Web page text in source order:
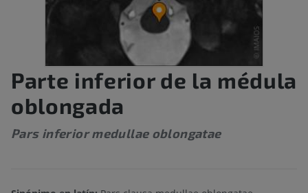
Parte inferior de la médula
oblongada
Pars inferior medullae oblongatae